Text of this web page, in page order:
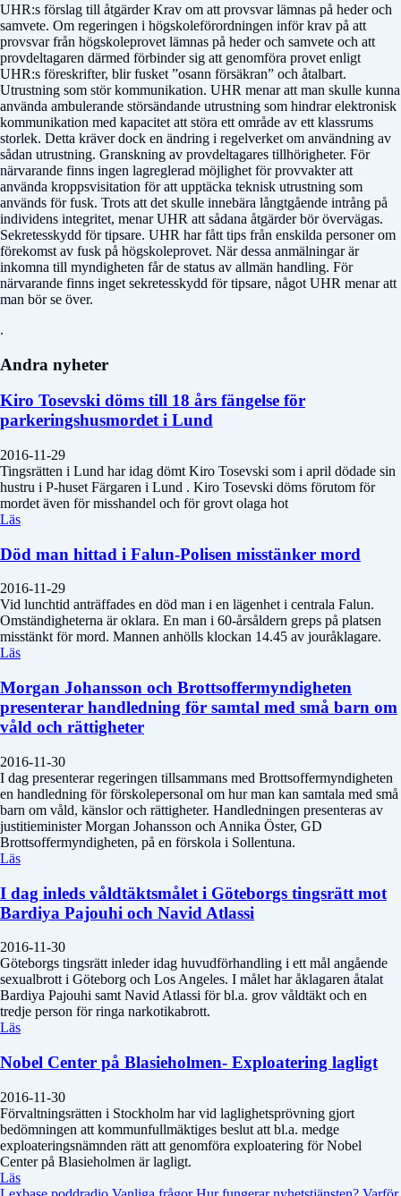
UHR:s förslag till åtgärder Krav om att provsvar lämnas på heder och
samvete. Om regeringen i högskoleförordningen inför krav på att
provsvar från högskoleprovet lämnas på heder och samvete och att
provdeltagaren därmed förbinder sig att genomföra provet enligt
UHR:s föreskrifter, blir fusket ”osann försäkran” och åtalbart.
Utrustning som stör kommunikation. UHR menar att man skulle kunna
använda ambulerande störsändande utrustning som hindrar elektronisk
kommunikation med kapacitet att störa ett område av ett klassrums
storlek. Detta kräver dock en ändring i regelverket om användning av
sådan utrustning. Granskning av provdeltagares tillhörigheter. För
närvarande finns ingen lagreglerad möjlighet för provvakter att
använda kroppsvisitation för att upptäcka teknisk utrustning som
används för fusk. Trots att det skulle innebära långtgående intrång på
individens integritet, menar UHR att sådana åtgärder bör övervägas.
Sekretesskydd för tipsare. UHR har fått tips från enskilda personer om
förekomst av fusk på högskoleprovet. När dessa anmälningar är
inkomna till myndigheten får de status av allmän handling. För
närvarande finns inget sekretesskydd för tipsare, något UHR menar att
man bör se över.
.
Andra nyheter
Kiro Tosevski döms till 18 års fängelse för
parkeringshusmordet i Lund
2016-11-29
Tingsrätten i Lund har idag dömt Kiro Tosevski som i april dödade sin
hustru i P-huset Färgaren i Lund . Kiro Tosevski döms förutom för
mordet även för misshandel och för grovt olaga hot
Läs
Död man hittad i Falun-Polisen misstänker mord
2016-11-29
Vid lunchtid anträffades en död man i en lägenhet i centrala Falun.
Omständigheterna är oklara. En man i 60-årsåldern greps på platsen
misstänkt för mord. Mannen anhölls klockan 14.45 av jouråklagare.
Läs
Morgan Johansson och Brottsoffermyndigheten
presenterar handledning för samtal med små barn om
våld och rättigheter
2016-11-30
I dag presenterar regeringen tillsammans med Brottsoffermyndigheten
en handledning för förskolepersonal om hur man kan samtala med små
barn om våld, känslor och rättigheter. Handledningen presenteras av
justitieminister Morgan Johansson och Annika Öster, GD
Brottsoffermyndigheten, på en förskola i Sollentuna.
Läs
I dag inleds våldtäktsmålet i Göteborgs tingsrätt mot
Bardiya Pajouhi och Navid Atlassi
2016-11-30
Göteborgs tingsrätt inleder idag huvudförhandling i ett mål angående
sexualbrott i Göteborg och Los Angeles. I målet har åklagaren åtalat
Bardiya Pajouhi samt Navid Atlassi för bl.a. grov våldtäkt och en
tredje person för ringa narkotikabrott.
Läs
Nobel Center på Blasieholmen- Exploatering lagligt
2016-11-30
Förvaltningsrätten i Stockholm har vid laglighetsprövning gjort
bedömningen att kommunfullmäktiges beslut att bl.a. medge
exploateringsnämnden rätt att genomföra exploatering för Nobel
Center på Blasieholmen är lagligt.
Läs